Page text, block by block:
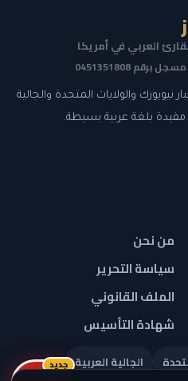
العربي في أمريكا
0451351808
والولايات المتحدة والجالية
مفيدة بلغة عربية بسيطة.
من نحن
سياسة التحرير
الملف القانوني
شهادة التأسيس
الجالية العربية جديد